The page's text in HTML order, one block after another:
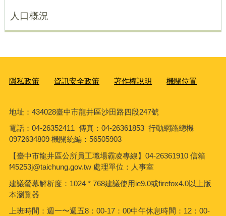
人口概況
隱私政策 資訊安全政策 著作權說明 機關位置
地址：434028臺中市龍井區沙田路四段247號
電話：04-26352411 傳真：04-26361853 行動網路總機
0972634809 機關統編：56505903
【臺中市龍井區公所員工職場霸凌專線】04-26361910 信箱
f45253j@taichung.gov.tw 處理單位：人事室
建議螢幕解析度：1024 * 768建議使用ie9.0或firefox4.0以上版
本瀏覽器
上班時間：週一〜週五8：00-17：00中午休息時間：12：00-